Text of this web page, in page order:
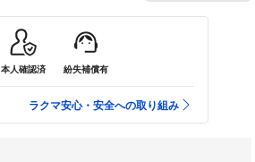
本人確認済 紛失補償有
ラクマ安心・安全への取り組み